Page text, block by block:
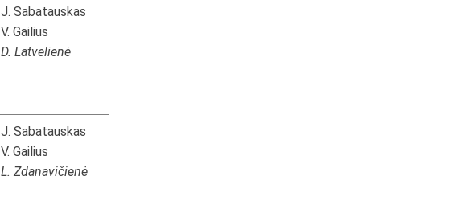
J. Sabatauskas
V. Gailius
D. Latvelienė
J. Sabatauskas
V. Gailius
L. Zdanavičienė